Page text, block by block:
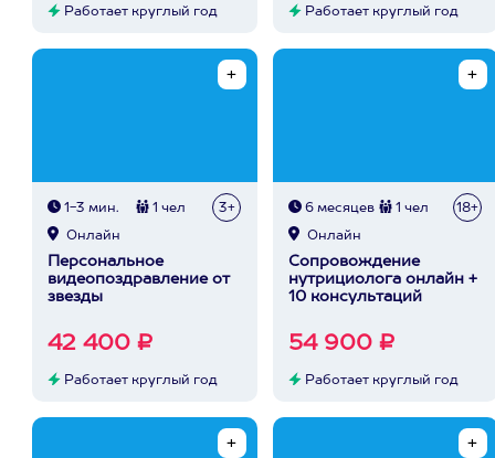
Работает круглый год Работает круглый год
1-3 мин. 1 чел 3+
Онлайн
Персональное
видеопоздравление от
звезды
42 400 ₽
Работает круглый год
6 месяцев 1 чел 18+
Онлайн
Сопровождение
нутрициолога онлайн +
10 консультаций
54 900 ₽
Работает круглый год